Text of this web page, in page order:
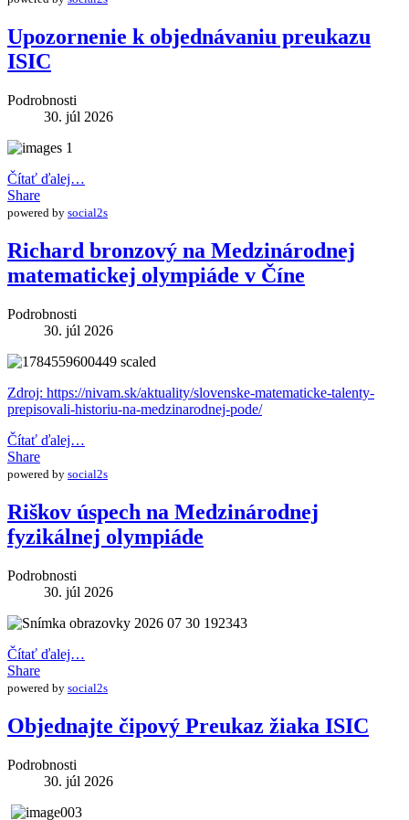
Upozornenie k objednávaniu preukazu
ISIC
Podrobnosti
30. júl 2026
Čítať ďalej…
Share
powered by social2s
Richard bronzový na Medzinárodnej
matematickej olympiáde v Číne
Podrobnosti
30. júl 2026
Zdroj: https://nivam.sk/aktuality/slovenske-matematicke-talenty-
prepisovali-historiu-na-medzinarodnej-pode/
Čítať ďalej…
Share
powered by social2s
Riškov úspech na Medzinárodnej
fyzikálnej olympiáde
Podrobnosti
30. júl 2026
Čítať ďalej…
Share
powered by social2s
Objednajte čipový Preukaz žiaka ISIC
Podrobnosti
30. júl 2026